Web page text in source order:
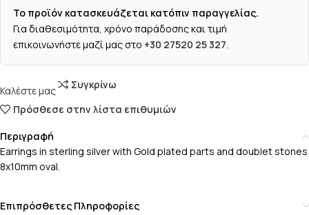
Το προϊόν κατασκευάζεται κατόπιν παραγγελίας.
Για διαθεσιμότητα, χρόνο παράδοσης και τιμή
επικοινωνήστε μαζί μας στο +30 27520 25 327.
Καλέστε μας
Συγκρίνω
Πρόσθεσε στην λίστα επιθυμιών
Περιγραφή
Earrings in sterling silver with Gold plated parts and doublet stones
8x10mm oval.
Επιπρόσθετες Πληροφορίες